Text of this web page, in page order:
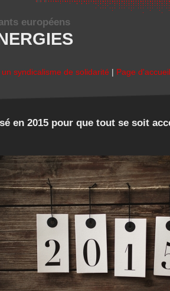
européens
syndicalisme de solidarité | Page d'accueil
en 2015 pour que tout se soit